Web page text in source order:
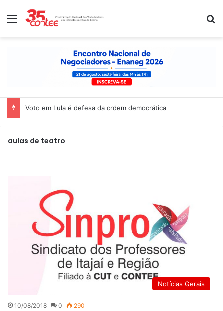
Menu
Voto em Lula é defesa da ordem democrática
aulas de teatro
Notícias Gerais
10/08/2018 0 290